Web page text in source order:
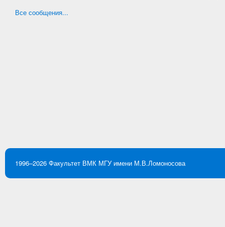
Все сообщения...
1996–2026 Факультет ВМК МГУ имени М.В.Ломоносова